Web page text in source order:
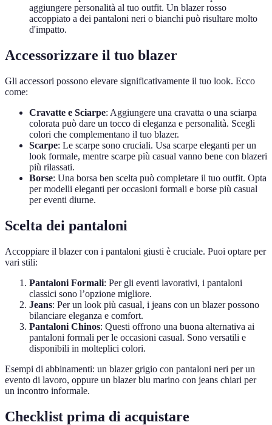
aggiungere personalità al tuo outfit. Un blazer rosso
accoppiato a dei pantaloni neri o bianchi può risultare molto
d'impatto.
Accessorizzare il tuo blazer
Gli accessori possono elevare significativamente il tuo look. Ecco
come:
Cravatte e Sciarpe: Aggiungere una cravatta o una sciarpa
colorata può dare un tocco di eleganza e personalità. Scegli
colori che complementano il tuo blazer.
Scarpe: Le scarpe sono cruciali. Usa scarpe eleganti per un
look formale, mentre scarpe più casual vanno bene con blazeri
più rilassati.
Borse: Una borsa ben scelta può completare il tuo outfit. Opta
per modelli eleganti per occasioni formali e borse più casual
per eventi diurne.
Scelta dei pantaloni
Accoppiare il blazer con i pantaloni giusti è cruciale. Puoi optare per
vari stili:
Pantaloni Formali: Per gli eventi lavorativi, i pantaloni
classici sono l’opzione migliore.
Jeans: Per un look più casual, i jeans con un blazer possono
bilanciare eleganza e comfort.
Pantaloni Chinos: Questi offrono una buona alternativa ai
pantaloni formali per le occasioni casual. Sono versatili e
disponibili in molteplici colori.
Esempi di abbinamenti: un blazer grigio con pantaloni neri per un
evento di lavoro, oppure un blazer blu marino con jeans chiari per
un incontro informale.
Checklist prima di acquistare